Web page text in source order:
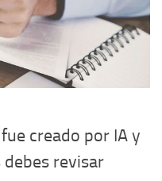
creado por IA y
debes revisar